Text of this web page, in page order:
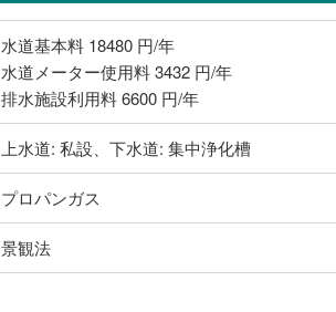
水道基本料 18480 円/年
水道メーター使用料 3432 円/年
排水施設利用料 6600 円/年
上水道: 私設、下水道: 集中浄化槽
プロパンガス
景観法